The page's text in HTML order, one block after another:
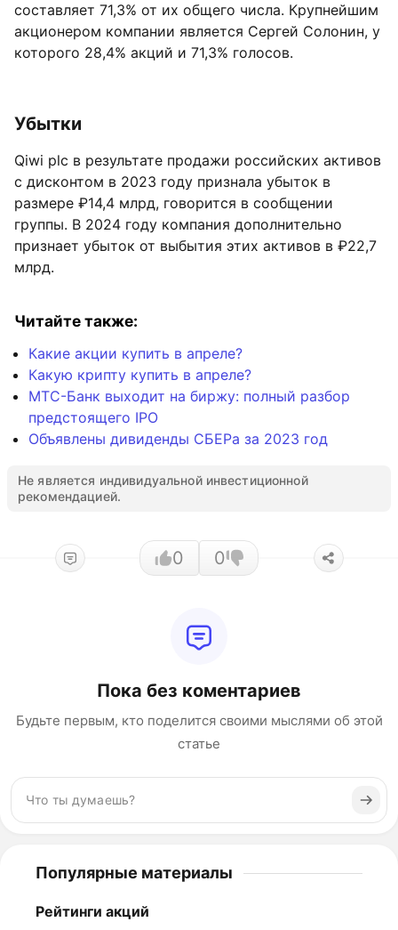
составляет 71,3% от их общего числа. Крупнейшим
акционером компании является Сергей Солонин, у
которого 28,4% акций и 71,3% голосов.
Убытки
Qiwi plc в результате продажи российских активов
с дисконтом в 2023 году признала убыток в
размере ₽14,4 млрд, говорится в сообщении
группы. В 2024 году компания дополнительно
признает убыток от выбытия этих активов в ₽22,7
млрд.
Читайте также:
Какие акции купить в апреле?
Какую крипту купить в апреле?
МТС-Банк выходит на биржу: полный разбор
предстоящего IPO
Объявлены дивиденды СБЕРа за 2023 год
Не является индивидуальной инвестиционной
рекомендацией.
0 0
Пока без коментариев
Будьте первым, кто поделится своими мыслями об этой
статье
Популярные материалы
Рейтинги акций